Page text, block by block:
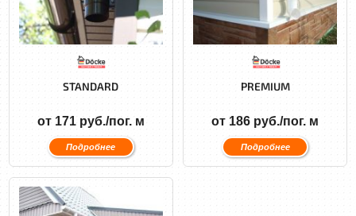
STANDARD
от 171 руб./пог. м
Подробнее
PREMIUM
от 186 руб./пог. м
Подробнее